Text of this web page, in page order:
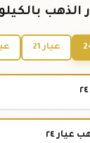
الذهب
عيار 21
٢٤